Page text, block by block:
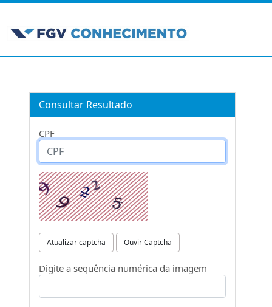
Consultar Resultado
CPF
Atualizar captcha Ouvir Captcha
Digite a sequência numérica da imagem